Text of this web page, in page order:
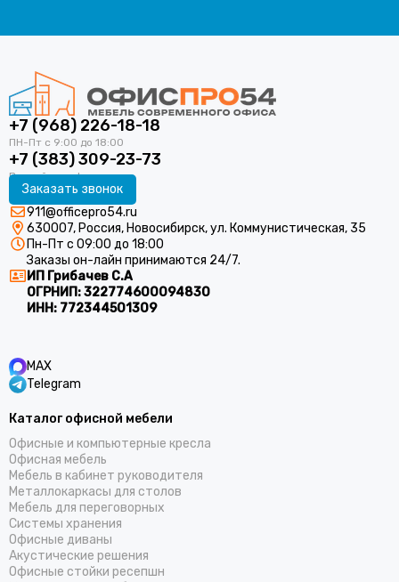
+7 (968) 226-18-18
+7 (383) 309-23-73
Заказать звонок
911@officepro54.ru
630007, Россия, Новосибирск, ул. Коммунистическая, 35
Пн-Пт с 09:00 до 18:00
Заказы он-лайн принимаются 24/7.
ИП Грибачев С.А
ОГРНИП:322774600094830
ИНН: 772344501309
MAX
Telegram
Каталог офисной мебели
Офисные и компьютерные кресла
Офисная мебель
Мебель в кабинет руководителя
Металлокаркасы для столов
Мебель для переговорных
Системы хранения
Офисные диваны
Акустические решения
Офисные стойки ресепшн